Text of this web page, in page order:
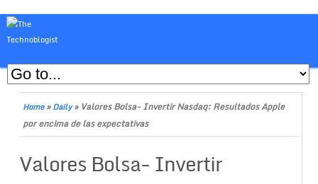
Home»Daily» Valores Bolsa- Invertir Nasdaq: Resultados Apple
por encima de las expectativas
Valores Bolsa- Invertir